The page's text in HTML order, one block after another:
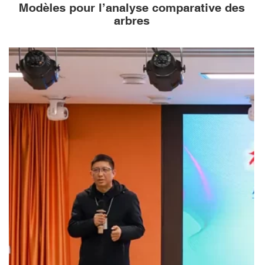
Modèles pour l’analyse comparative des
arbres